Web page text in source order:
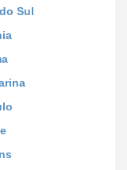
Sul